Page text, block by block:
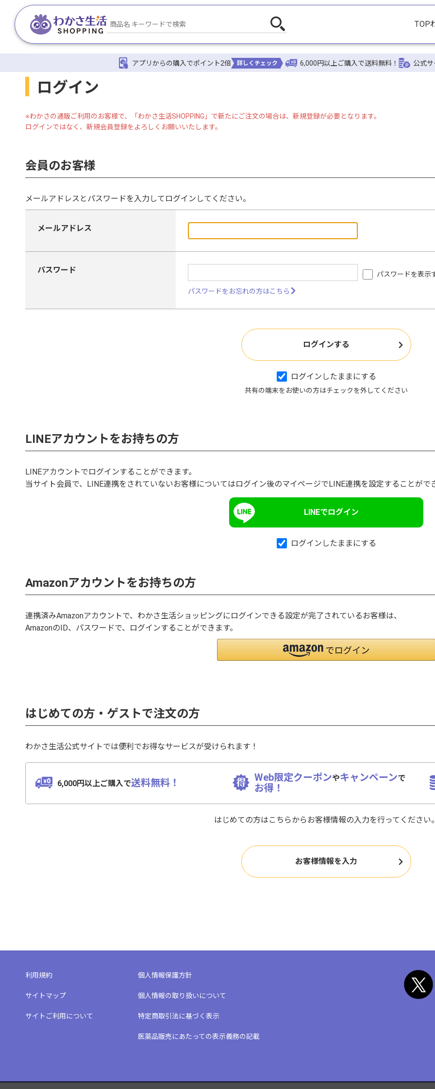
TOP
アプリからの購入でポイント2倍 詳しくチェック 6,000円以上ご購入で送料無料！ 公式
ログイン
※わかさの通販ご利用のお客様で、「わかさ生活SHOPPING」で新たにご注文の場合は、新規登録が必要となります。
ログインではなく、新規会員登録をよろしくお願いいたします。
会員のお客様
メールアドレスとパスワードを入力してログインしてください。
メールアドレス
パスワード パスワードを表示
パスワードをお忘れの方はこちら
ログインしたままにする
共有の端末をお使いの方はチェックを外してください
LINEアカウントをお持ちの方
LINEアカウントでログインすることができます。
当サイト会員で、LINE連携をされていないお客様についてはログイン後のマイページでLINE連携を設定することがで
LINEでログイン
ログインしたままにする
Amazonアカウントをお持ちの方
連携済みAmazonアカウントで、わかさ生活ショッピングにログインできる設定が完了されているお客様は、
AmazonのID、パスワードで、ログインすることができます。
はじめての方・ゲストで注文の方
わかさ生活公式サイトでは便利でお得なサービスが受けられます！
6,000円以上ご購入で送料無料！ Web限定クーポンやキャンペーンで
お得！
はじめての方はこちらからお客様情報の入力を行ってください
利用規約 個人情報保護方針
サイトマップ 個人情報の取り扱いについて
サイトご利用について 特定商取引法に基づく表示
医薬品販売にあたっての表示義務の記載